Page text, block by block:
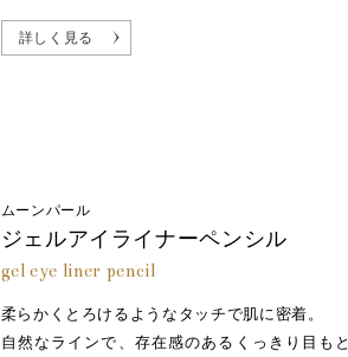
詳しく見る
ムーンパール
ジェルアイライナーペンシル
gel eye liner pencil
柔らかくとろけるようなタッチで肌に密着。
自然なラインで、存在感のあるくっきり目もと